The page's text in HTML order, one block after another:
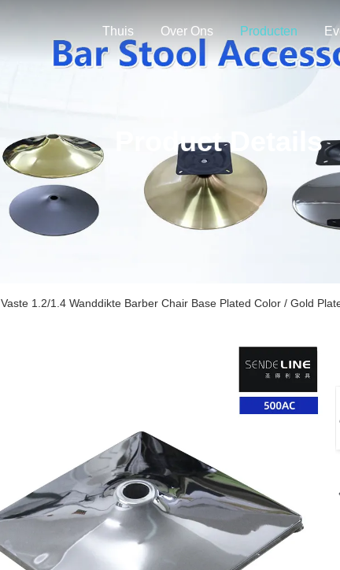
Thuis Over Ons Producten
Product Details
Vaste 1.2/1.4 Wanddikte Barber Chair Base Plated Color / Gold